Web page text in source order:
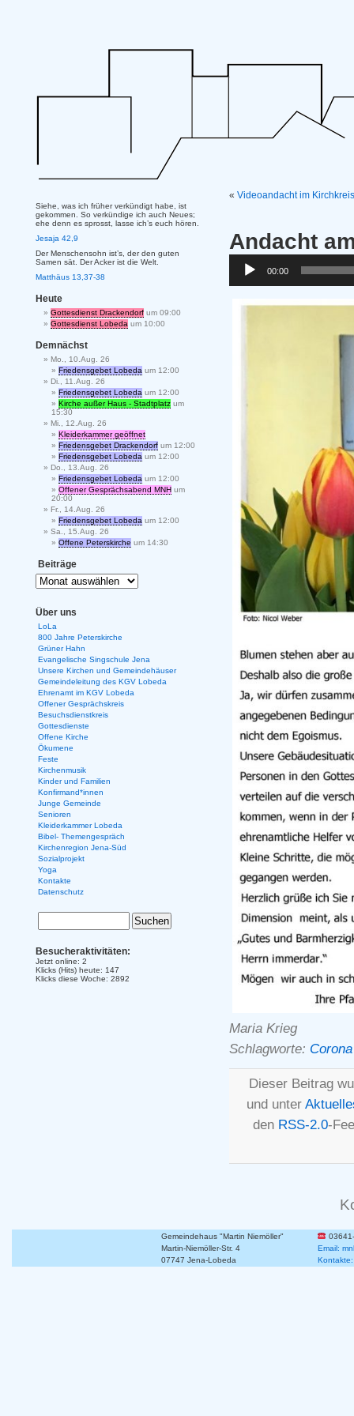
« Videoandacht im
Andacht
Player
00:00
Maria Krieg
Schlagworte: Corona
Dieser Beitrag
und unter
den RSS-2.0-
Siehe, was ich früher verkündigt habe, ist
gekommen. So verkündige ich auch Neues;
ehe denn es sprosst, lasse ich’s euch hören.
Jesaja 42,9
Der Menschensohn ist’s, der den guten
Samen sät. Der Acker ist die Welt.
Matthäus 13,37-38
Heute
Gottesdienst Drackendorf um 09:00
Gottesdienst Lobeda um 10:00
Demnächst
Mo., 10.Aug. 26
Friedensgebet Lobeda um 12:00
Di., 11.Aug. 26
Friedensgebet Lobeda um 12:00
Kirche außer Haus - Stadtplatz um
15:30
Mi., 12.Aug. 26
Kleiderkammer geöffnet
Friedensgebet Drackendorf um 12:00
Friedensgebet Lobeda um 12:00
Do., 13.Aug. 26
Friedensgebet Lobeda um 12:00
Offener Gesprächsabend MNH um
20:00
Fr., 14.Aug. 26
Friedensgebet Lobeda um 12:00
Sa., 15.Aug. 26
Offene Peterskirche um 14:30
Beiträge
Über uns
LoLa
800 Jahre Peterskirche
Grüner Hahn
Evangelische Singschule Jena
Unsere Kirchen und Gemeindehäuser
Gemeindeleitung des KGV Lobeda
Ehrenamt im KGV Lobeda
Offener Gesprächskreis
Besuchsdienstkreis
Gottesdienste
Offene Kirche
Ökumene
Feste
Kirchenmusik
Kinder und Familien
Konfirmand*innen
Junge Gemeinde
Senioren
Kleiderkammer Lobeda
Bibel- Themengespräch
Kirchenregion Jena-Süd
Sozialprojekt
Yoga
Kontakte
Datenschutz
Besucheraktivitäten:
Jetzt online: 2
Klicks (Hits) heute: 147
Klicks diese Woche: 2892
Gemeindehaus "Martin Niemöller"
Martin-Niemöller-Str. 4
Email:
07747 Jena-Lobeda